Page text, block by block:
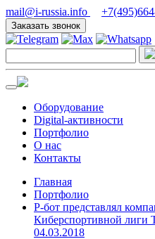
mail@i-russia.info
Заказать звонок
Оборудование
Digital-активности
Портфолио
О нас
Контакты
Главная
Портфолио
Р-бот представлял
Киберспортивной лиги
04.03.2018